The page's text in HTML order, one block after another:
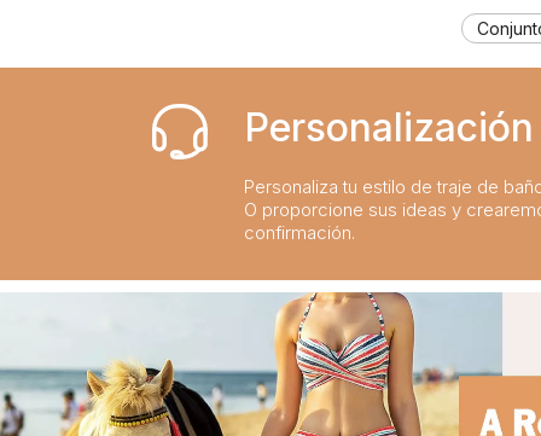
Personaliza tu estilo de traje de
O proporcione sus ideas y
confirmación.